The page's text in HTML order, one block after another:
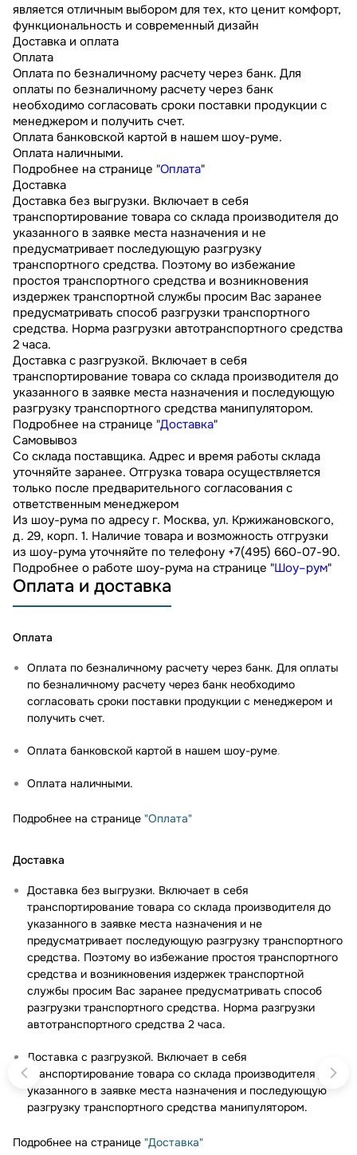
является отличным выбором для тех, кто ценит комфорт,
функциональность и современный дизайн
Доставка и оплата
Оплата
Оплата по безналичному расчету через банк. Для
оплаты по безналичному расчету через банк
необходимо согласовать сроки поставки продукции с
менеджером и получить счет.
Оплата банковской картой в нашем шоу-руме.
Оплата наличными.
Подробнее на странице "Оплата"
Доставка
Доставка без выгрузки. Включает в себя
транспортирование товара со склада производителя до
указанного в заявке места назначения и не
предусматривает последующую разгрузку
транспортного средства. Поэтому во избежание
простоя транспортного средства и возникновения
издержек транспортной службы просим Вас заранее
предусматривать способ разгрузки транспортного
средства. Норма разгрузки автотранспортного средства
2 часа.
Доставка с разгрузкой. Включает в себя
транспортирование товара со склада производителя до
указанного в заявке места назначения и последующую
разгрузку транспортного средства манипулятором.
Подробнее на странице "Доставка"
Самовывоз
Со склада поставщика. Адрес и время работы склада
уточняйте заранее. Отгрузка товара осуществляется
только после предварительного согласования с
ответственным менеджером
Из шоу-рума по адресу г. Москва, ул. Кржижановского,
д. 29, корп. 1. Наличие товара и возможность отгрузки
из шоу-рума уточняйте по телефону +7(495) 660-07-90.
Подробнее о работе шоу-рума на странице "Шоу–рум"
Оплата и доставка
Оплата
Оплата по безналичному расчету через банк. Для оплаты
по безналичному расчету через банк необходимо
согласовать сроки поставки продукции с менеджером и
получить счет.
Оплата банковской картой в нашем шоу-руме.
Оплата наличными.
Подробнее на странице "Оплата"
Доставка
Доставка без выгрузки. Включает в себя
транспортирование товара со склада производителя до
указанного в заявке места назначения и не
предусматривает последующую разгрузку транспортного
средства. Поэтому во избежание простоя транспортного
средства и возникновения издержек транспортной
службы просим Вас заранее предусматривать способ
разгрузки транспортного средства. Норма разгрузки
автотранспортного средства 2 часа.
Доставка с разгрузкой. Включает в себя
транспортирование товара со склада производителя до
указанного в заявке места назначения и последующую
разгрузку транспортного средства манипулятором.
Подробнее на странице "Доставка"